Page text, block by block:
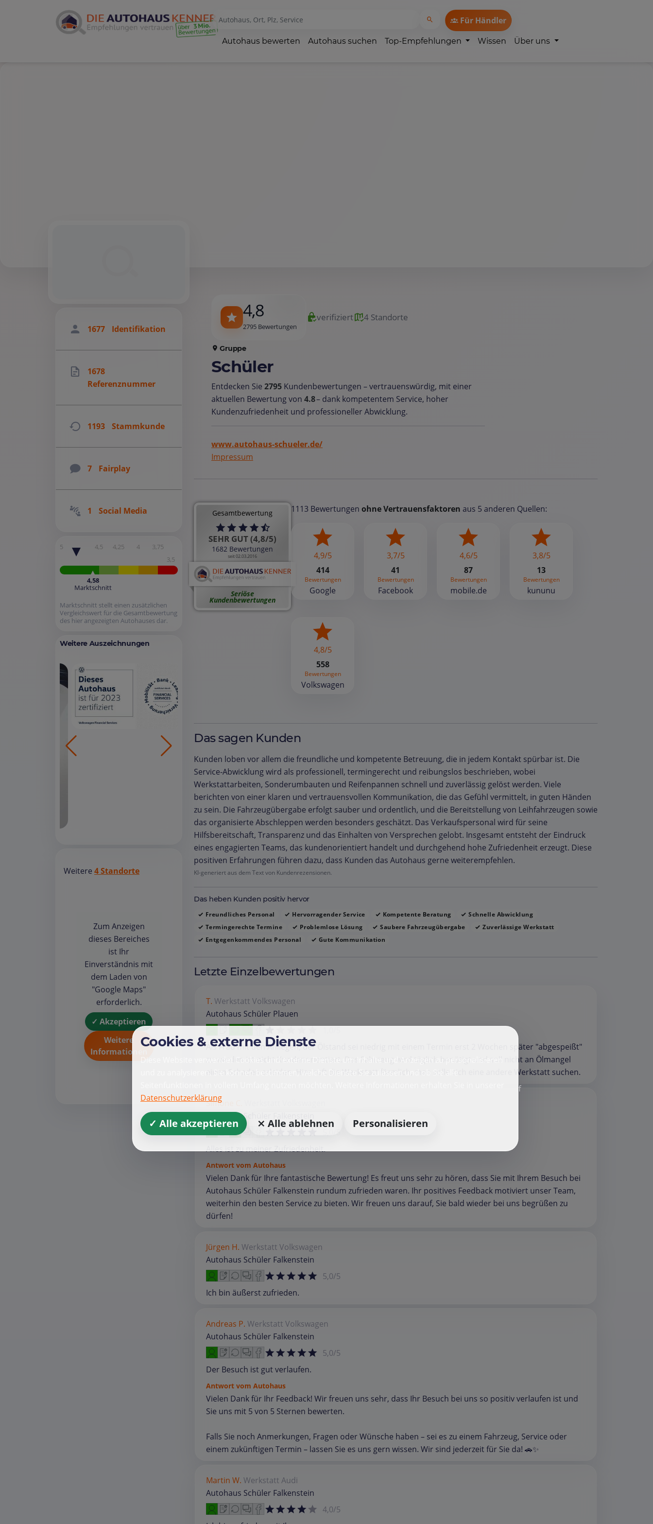
Für Händler
Autohaus bewerten Autohaus suchen Top-Empfehlungen Wissen Über uns
4,8
2795 Bewertungen
verifiziert 4 Standorte
Gruppe
Schüler
Entdecken Sie 2795 Kundenbewertungen – vertrauenswürdig, mit einer
aktuellen Bewertung von 4.8– dank kompetentem Service, hoher
Kundenzufriedenheit und professioneller Abwicklung.
www.autohaus-schueler.de/
Impressum
Gesamtbewertung
SEHR GUT (4,8/5)
1682 Bewertungen
seit 02.03.2016
Seriöse
Kundenbewertungen
1113 Bewertungen ohne Vertrauensfaktoren aus 5 anderen Quellen:
4,9/5
414
Bewertungen
Google
3,7/5
41
Bewertungen
Facebook
4,6/5
87
Bewertungen
mobile.de
3,8/5
13
Bewertungen
kununu
4,8/5
558
Bewertungen
Volkswagen
Das sagen Kunden
Kunden loben vor allem die freundliche und kompetente Betreuung, die in jedem Kontakt spürbar ist. Die
Service‑Abwicklung wird als professionell, termingerecht und reibungslos beschrieben, wobei
Werkstattarbeiten, Sonderumbauten und Reifenpannen schnell und zuverlässig gelöst werden. Viele
berichten von einer klaren und vertrauensvollen Kommunikation, die das Gefühl vermittelt, in guten Händen
zu sein. Die Fahrzeugübergabe erfolgt sauber und ordentlich, und die Bereitstellung von Leihfahrzeugen sowie
das organisierte Abschleppen werden besonders geschätzt. Das Verkaufspersonal wird für seine
Hilfsbereitschaft, Transparenz und das Einhalten von Versprechen gelobt. Insgesamt entsteht der Eindruck
eines engagierten Teams, das kundenorientiert handelt und durchgehend hohe Zufriedenheit erzeugt. Diese
positiven Erfahrungen führen dazu, dass Kunden das Autohaus gerne weiterempfehlen.
KI-generiert aus dem Text von Kundenrezensionen.
Das heben Kunden positiv hervor
Freundliches Personal Hervorragender Service Kompetente Beratung
Schnelle Abwicklung
Termingerechte Termine
Problemlose Lösung Saubere Fahrzeugübergabe
Zuverlässige Werkstatt
Entgegenkommendes Personal
Gute Kommunikation
Letzte Einzelbewertungen
T. Werkstatt Volkswagen
Autohaus Schüler Plauen
Als Frau mit den Anliegen, der Ölstand sei niedrig mit einem Termin erst 2 Wochen später "abgespeißt"
zu werden ist nicht Kundenorientiert. Das Fahrzeug wird täglich benötigt und soll nicht an Ölmangel
einen Schaden erleiden. Hier ruft die Werkstatt förmlich, man solle sich eine andere Werkstatt suchen.
Simone C.
Autohaus Schüler Falkenstein
Alles ist zu meiner Zufriedenheit.
Antwort vom Autohaus
Vielen Dank für Ihre fantastische Bewertung! Es freut uns sehr zu hören, dass Sie mit Ihrem Besuch bei
Autohaus Schüler Falkenstein rundum zufrieden waren. Ihr positives Feedback motiviert unser Team,
weiterhin den besten Service zu bieten. Wir freuen uns darauf, Sie bald wieder bei uns begrüßen zu
dürfen!
Jürgen H. Werkstatt Volkswagen
Autohaus Schüler Falkenstein
5,0/5
Ich bin äußerst zufrieden.
Andreas P. Werkstatt Volkswagen
Autohaus Schüler Falkenstein
5,0/5
Der Besuch ist gut verlaufen.
Antwort vom Autohaus
Vielen Dank für Ihr Feedback! Wir freuen uns sehr, dass Ihr Besuch bei uns so positiv verlaufen ist und
Sie uns mit 5 von 5 Sternen bewerten.
Falls Sie noch Anmerkungen, Fragen oder Wünsche haben – sei es zu einem Fahrzeug, Service oder
einem zukünftigen Termin – lassen Sie es uns gern wissen. Wir sind jederzeit für Sie da! 🚗✨
Martin W. Werkstatt Audi
Autohaus Schüler Falkenstein
4,0/5
1677 Identifikation
1678
Referenznummer
1193 Stammkunde
7 Fairplay
1 Social Media
5 4,5 4,25 4
3,75
3,5
4,58
Marktschnitt
Marktschnitt stellt einen zusätzlichen
Vergleichswert für die Gesamtbewertung
des hier angezeigten Autohauses dar.
Weitere Auszeichnungen
Weitere 4 Standorte
Zum Anzeigen
dieses Bereiches
ist Ihr
Einverständnis mit
dem Laden von
"Google Maps"
erforderlich.
✓ Akzeptieren
Weitere
Informationen
Cookies & externe Dienste
Diese Website verwendet Cookies und externe Dienste um Inhalte und Anzeigen zu personalisieren
und zu analysieren. Sie können bestimmen, welche Dienste Sie zulassen und ob Sie alle
Datenschutzerklärung
✓ Alle akzeptieren ⨯ Alle ablehnen Personalisieren
f